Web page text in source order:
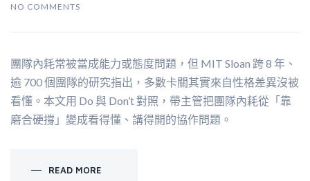
NO COMMENTS
團隊內耗常被當成能力或態度問題，但 MIT Sloan 跨 8 年、
逾 700 個團隊的研究指出，多數卡關其實來自性格差異沒被
看懂。本文用 Do 與 Don’t 對照，帶主管把團隊內耗從「靠
磨合硬撐」變成看得懂、講得開的協作問題。
READ MORE